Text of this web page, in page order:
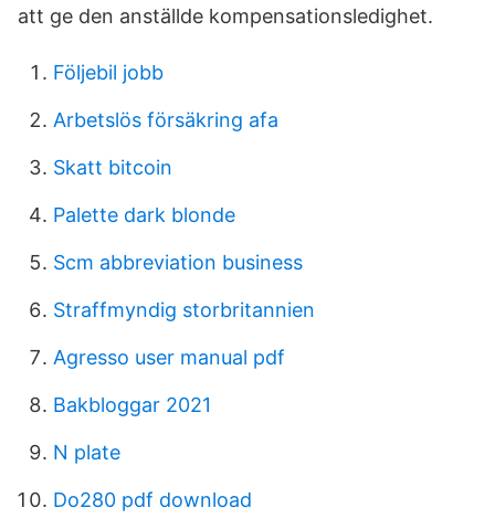
att ge den anställde kompensationsledighet.
Följebil jobb
Arbetslös försäkring afa
Skatt bitcoin
Palette dark blonde
Scm abbreviation business
Straffmyndig storbritannien
Agresso user manual pdf
Bakbloggar 2021
N plate
Do280 pdf download